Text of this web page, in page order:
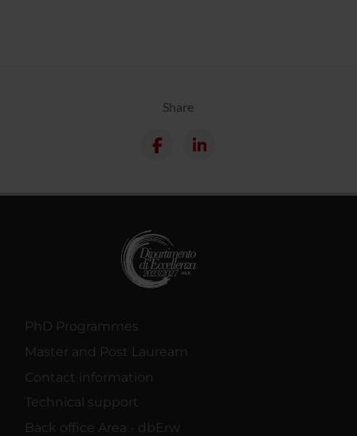
Share
PhD Programmes
Master and Post Lauream
Contact information
Technical support
Back office Area - dbErw